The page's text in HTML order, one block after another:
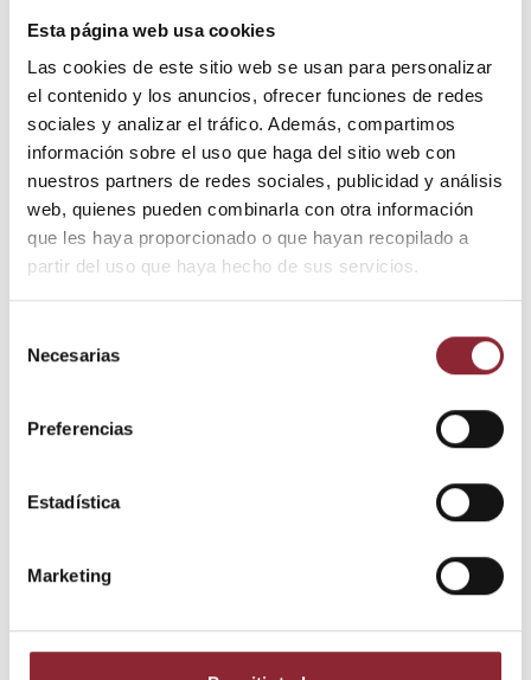
Esta página web usa cookies
Las cookies de este sitio web se usan para personalizar
el contenido y los anuncios, ofrecer funciones de redes
sociales y analizar el tráfico. Además, compartimos
información sobre el uso que haga del sitio web con
nuestros partners de redes sociales, publicidad y análisis
web, quienes pueden combinarla con otra información
que les haya proporcionado o que hayan recopilado a
partir del uso que haya hecho de sus servicios.
Necesarias
Preferencias
Estadística
Marketing
Envío gratis +60€
Pago seguro
Entrega 24/72h
DESCUBRE NUESTRA TIENDA FÍSICA
Descripción